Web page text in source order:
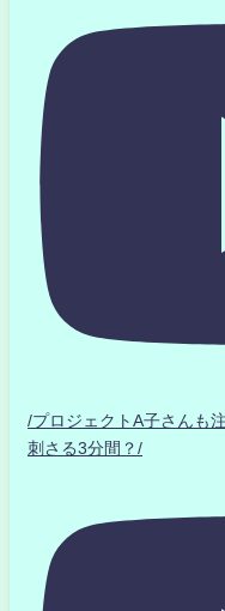
/プロジェクトA子さん
刺さる3分間？/